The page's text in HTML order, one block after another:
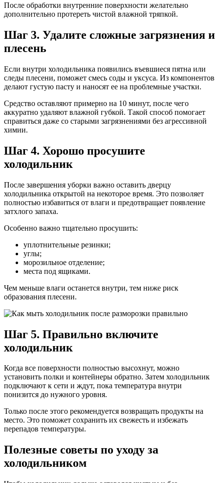
После обработки внутренние поверхности желательно
дополнительно протереть чистой влажной тряпкой.
Шаг 3. Удалите сложные загрязнения и
плесень
Если внутри холодильника появились въевшиеся пятна или
следы плесени, поможет смесь соды и уксуса. Из компонентов
делают густую пасту и наносят ее на проблемные участки.
Средство оставляют примерно на 10 минут, после чего
аккуратно удаляют влажной губкой. Такой способ помогает
справиться даже со старыми загрязнениями без агрессивной
химии.
Шаг 4. Хорошо просушите
холодильник
После завершения уборки важно оставить дверцу
холодильника открытой на некоторое время. Это позволяет
полностью избавиться от влаги и предотвращает появление
затхлого запаха.
Особенно важно тщательно просушить:
уплотнительные резинки;
углы;
морозильное отделение;
места под ящиками.
Чем меньше влаги останется внутри, тем ниже риск
образования плесени.
Шаг 5. Правильно включите
холодильник
Когда все поверхности полностью высохнут, можно
установить полки и контейнеры обратно. Затем холодильник
подключают к сети и ждут, пока температура внутри
понизится до нужного уровня.
Только после этого рекомендуется возвращать продукты на
место. Это поможет сохранить их свежесть и избежать
перепадов температуры.
Полезные советы по уходу за
холодильником